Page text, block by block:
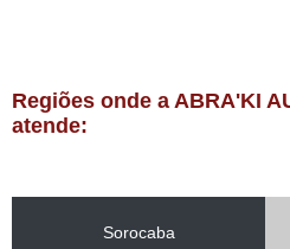
Regiões onde a ABRA'KI
atende:
Sorocaba